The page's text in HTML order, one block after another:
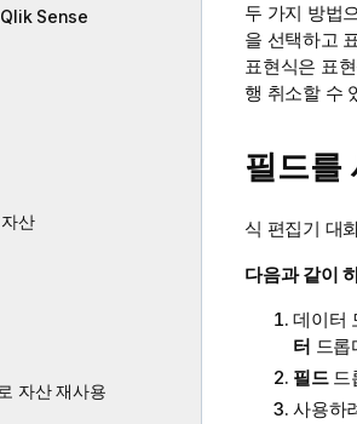
Qlik Sense
산
자산 재사용
두 가지 방법
을 선택하고
표현식은 표
행 취소할 수
필드를
식 편집기 대
다음과 같이
데이터
터 드
필드드
사용하